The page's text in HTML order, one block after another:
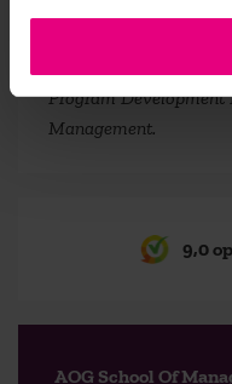
Organisaties.
Program
Management.
9,0
AOG School Of